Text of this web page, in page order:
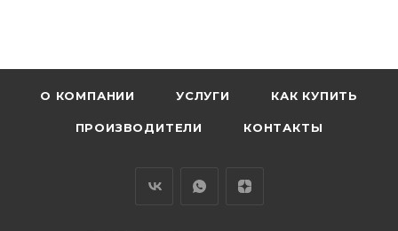
О КОМПАНИИ УСЛУГИ КАК КУПИТЬ
ПРОИЗВОДИТЕЛИ КОНТАКТЫ